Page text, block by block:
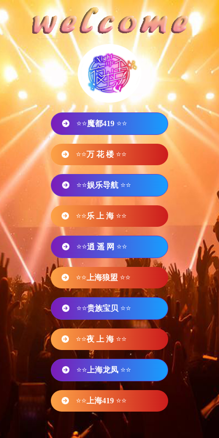
⭐⭐魔都419 ⭐⭐
⭐⭐万 花 楼 ⭐⭐
⭐⭐娱乐导航 ⭐⭐
⭐⭐乐 上 海 ⭐⭐
⭐⭐逍 遥 网 ⭐⭐
⭐⭐ 上海狼盟 ⭐⭐
⭐⭐贵族宝贝 ⭐⭐
⭐⭐夜 上 海 ⭐⭐
⭐⭐ 上海龙凤 ⭐⭐
⭐⭐ 上海419 ⭐⭐